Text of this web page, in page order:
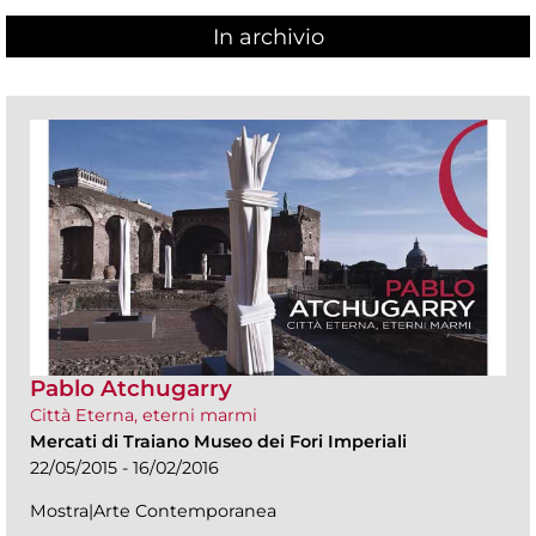
In archivio
Pablo Atchugarry
Città Eterna, eterni marmi
Mercati di Traiano Museo dei Fori Imperiali
22/05/2015 - 16/02/2016
Mostra|Arte Contemporanea